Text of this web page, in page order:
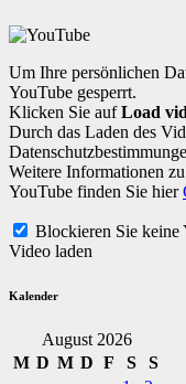
Um Ihre persönlichen
YouTube gesperrt.
Klicken Sie aufLoad
Durch das Laden des
Weitere Informationen
YouTube finden Sie hier
Blockieren Sie keine
Video laden
Kalender
August 2026
M D M D F S
S